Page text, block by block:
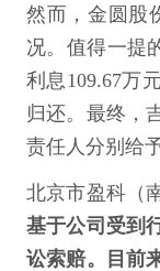
然而，金圆股
况。值得一提
利息109.67万
归还。最终，
责任人分别给
北京市盈科（
基于公司受到
讼索赔。目前